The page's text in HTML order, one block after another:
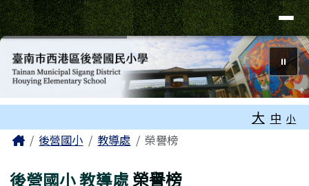
跳至主內容區
臺南市西港區後營國民小學
導覽列
⏸
大 中 小
主內容區域
Home後營國小 教導處 榮譽榜
後營國小教導處榮譽榜
頁尾區域